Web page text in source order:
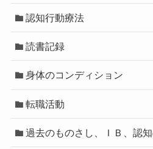
認知行動療法
読書記録
身体のコンディション
転職活動
過去のものさし、ＩＢ、認